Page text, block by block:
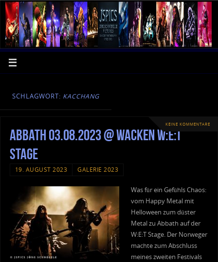
SCHLAGWORT: KACCHANG
KEINE KOMMENTARE
Abbath 03.08.2023 @ Wacken W:E:T
Stage
19. AUGUST 2023 GALERIE 2023
Was für ein Gefühls Chaos:
vom Happy Metal mit
Helloween zum düster
Metal zu Abbath auf der
W:E:T Stage. Der Norweger
machte zum Abschluss
meines zweiten Festivals